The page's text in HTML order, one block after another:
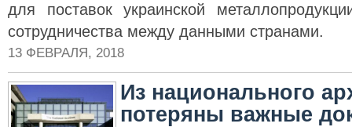
для поставок украинской
сотрудничества между данными странами.
13 ФЕВРАЛЯ, 2018
Из национального
потеряны важные